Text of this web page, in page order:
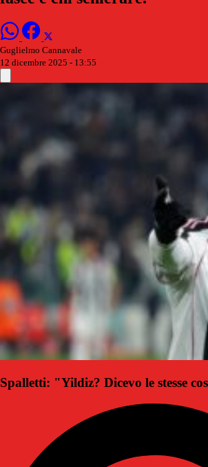
Guglielmo Cannavale
12 dicembre 2025 - 13:55
Spalletti: "Yildiz? Dicevo le stesse